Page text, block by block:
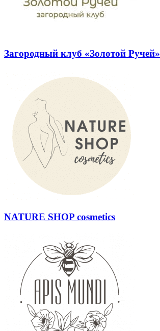
Загородный клуб «Золотой Ручей»
NATURE SHOP cosmetics